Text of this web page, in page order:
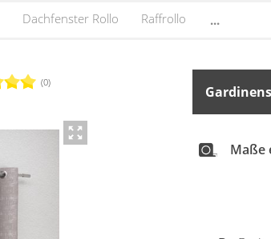
Dachfenster Rollo Raffrollo ...
(0)